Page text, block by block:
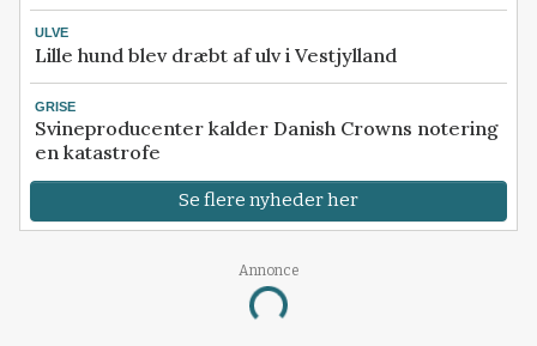
ULVE
Lille hund blev dræbt af ulv i Vestjylland
GRISE
Svineproducenter kalder Danish Crowns notering
en katastrofe
Se flere nyheder her
Annonce